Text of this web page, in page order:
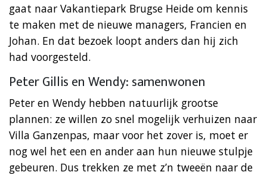
gaat naar Vakantiepark Brugse Heide om kennis
te maken met de nieuwe managers, Francien en
Johan. En dat bezoek loopt anders dan hij zich
had voorgesteld.
Peter Gillis en Wendy: samenwonen
Peter en Wendy hebben natuurlijk grootse
plannen: ze willen zo snel mogelijk verhuizen naar
Villa Ganzenpas, maar voor het zover is, moet er
nog wel het een en ander aan hun nieuwe stulpje
gebeuren. Dus trekken ze met z’n tweeën naar de